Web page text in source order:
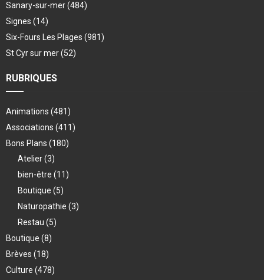
Sanary-sur-mer(484)
Signes (14)
Six-Fours Les Plages (981)
St Cyr sur mer(52)
RUBRIQUES
Animations (481)
Associations (411)
Bons Plans (180)
Atelier(3)
bien-être (11)
Boutique (5)
Naturopathie (3)
Restau (5)
Boutique (8)
Brèves (18)
Culture (478)